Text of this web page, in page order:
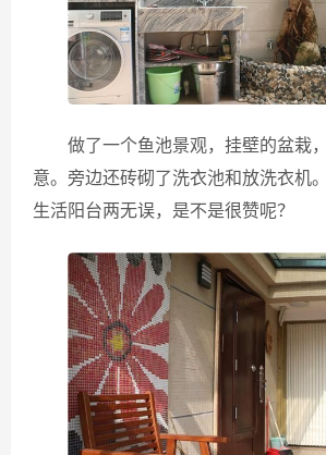
做了一个鱼池景观，挂壁的盆栽
意。旁边还砖砌了洗衣池和放洗衣机
生活阳台两无误，是不是很赞呢？